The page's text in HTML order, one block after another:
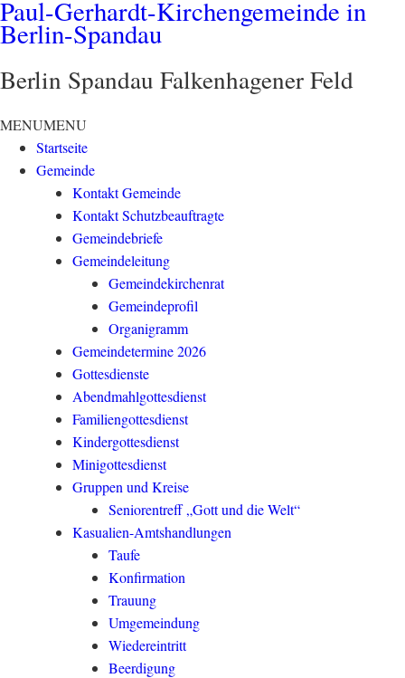
Paul-Gerhardt-Kirchengemeinde in
Berlin-Spandau
Berlin Spandau Falkenhagener Feld
MENUMENU
Startseite
Gemeinde
Kontakt Gemeinde
Kontakt Schutzbeauftragte
Gemeindebriefe
Gemeindeleitung
Gemeindekirchenrat
Gemeindeprofil
Organigramm
Gemeindetermine 2026
Gottesdienste
Abendmahlgottesdienst
Familiengottesdienst
Kindergottesdienst
Minigottesdienst
Gruppen und Kreise
Seniorentreff „Gott und die Welt“
Kasualien-Amtshandlungen
Taufe
Konfirmation
Trauung
Umgemeindung
Wiedereintritt
Beerdigung